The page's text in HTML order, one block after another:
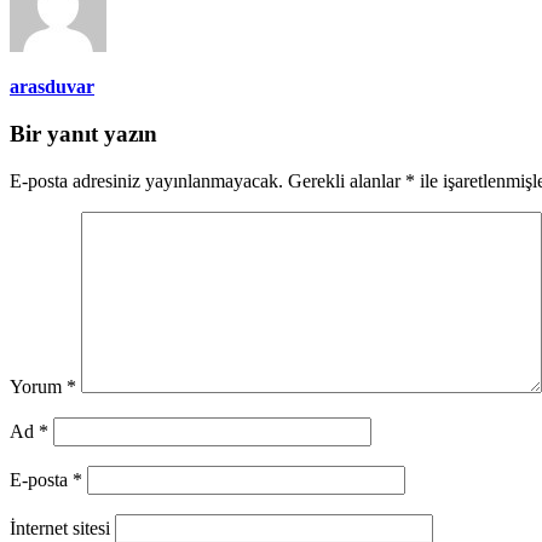
arasduvar
Bir yanıt yazın
E-posta adresiniz yayınlanmayacak. Gerekli alanlar * ile
Yorum *
Ad *
E-posta *
İnternet sitesi